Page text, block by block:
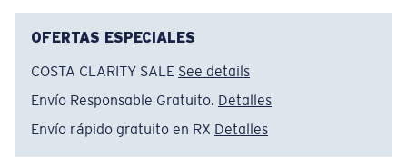
Nombre del modelo: Medallion Trucker
Color:Negro
OFERTAS ESPECIALES
COSTA CLARITY SALE See details
Envío Responsable Gratuito. Detalles
Envío rápido gratuito en RX Detalles